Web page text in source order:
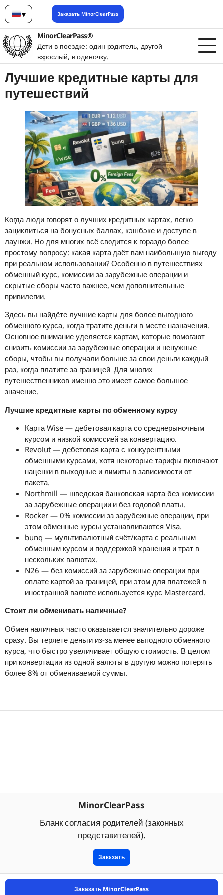
▾
Русский
Заказать MinorClearPass
MinorClearPass®
Дети в поездке: один родитель, другой
взрослый, в одиночку.
Лучшие кредитные карты для
путешествий
Когда люди говорят о лучших кредитных картах, легко
зациклиться на бонусных баллах, кэшбэке и доступе в
лаунжи. Но для многих всё сводится к гораздо более
простому вопросу: какая карта даёт вам наибольшую выгоду
при реальном использовании? Особенно в путешествиях
обменный курс, комиссии за зарубежные операции и
скрытые сборы часто важнее, чем дополнительные
привилегии.
Здесь вы найдёте лучшие карты для более выгодного
обменного курса, когда тратите деньги в месте назначения.
Основное внимание уделяется картам, которые помогают
снизить комиссии за зарубежные операции и ненужные
сборы, чтобы вы получали больше за свои деньги каждый
раз, когда платите за границей. Для многих
путешественников именно это имеет самое большое
значение.
Лучшие кредитные карты по обменному курсу
Карта Wise — дебетовая карта со среднерыночным
курсом и низкой комиссией за конвертацию.
Revolut — дебетовая карта с конкурентными
обменными курсами, хотя некоторые тарифы включают
наценки в выходные и лимиты в зависимости от
пакета.
Northmill — шведская банковская карта без комиссии
за зарубежные операции и без годовой платы.
Rocker — 0% комиссии за зарубежные операции, при
этом обменные курсы устанавливаются Visa.
bunq — мультивалютный счёт/карта с реальным
обменным курсом и поддержкой хранения и трат в
нескольких валютах.
N26 — без комиссий за зарубежные операции при
оплате картой за границей, при этом для платежей в
иностранной валюте используется курс Mastercard.
Стоит ли обменивать наличные?
Обмен наличных часто оказывается значительно дороже
сразу. Вы теряете деньги из-за менее выгодного обменного
курса, что быстро увеличивает общую стоимость. В целом
при конвертации из одной валюты в другую можно потерять
более 8% от обмениваемой суммы.
MinorClearPass
Бланк согласия родителей (законных
представителей).
Заказать
Заказать MinorClearPass